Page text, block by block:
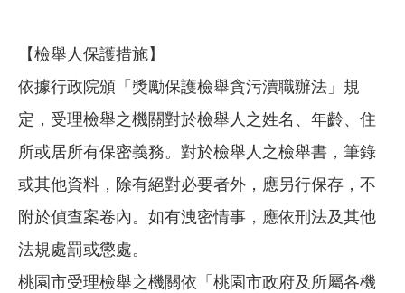
【檢舉人保護措施】
依據行政院頒「獎勵保護檢舉貪污瀆職辦法」規
定，受理檢舉之機關對於檢舉人之姓名、年齡、住
所或居所有保密義務。對於檢舉人之檢舉書，筆錄
或其他資料，除有絕對必要者外，應另行保存，不
附於偵查案卷內。如有洩密情事，應依刑法及其他
法規處罰或懲處。
桃園市受理檢舉之機關依「桃園市政府及所屬各機